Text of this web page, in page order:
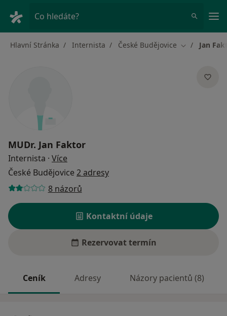
Co hledáte?
Hlavní Stránka Internista České Budějovice Změna města
Jan
MUDr. Jan Faktor
Internista · Více
České Budějovice 2 adresy
8 názorů
Kontaktní údaje
Rezervovat termín
Ceník Adresy Názory pacientů (8)